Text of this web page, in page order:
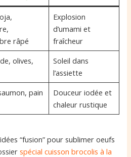
râpé
Explosion
d’umami et
fraîcheur
olives,
Soleil dans
l’assiette
pain
Douceur iodée et
chaleur rustique
“fusion” pour sublimer oeufs
spécial cuisson brocolis à la